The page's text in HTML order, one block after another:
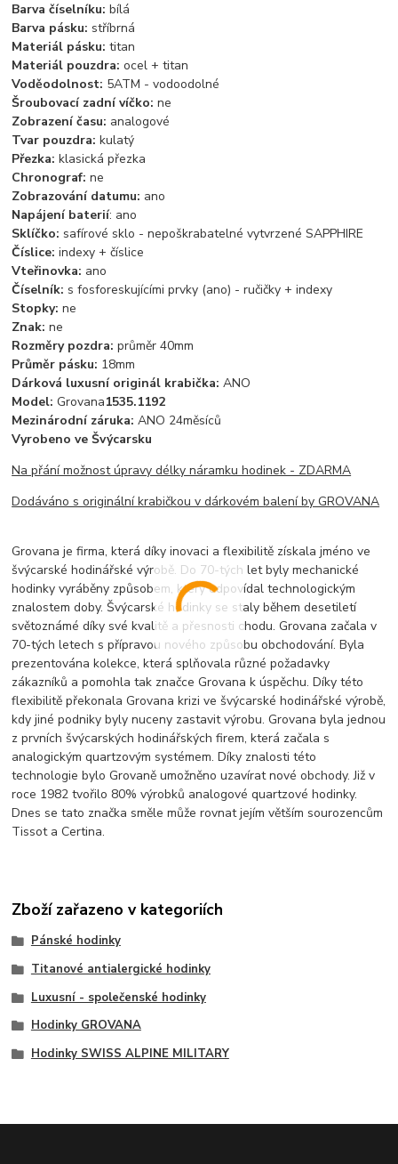
Barva číselníku:bílá
Barva pásku: stříbrná
Materiál pásku: titan
Materiál pouzdra:ocel + titan
Voděodolnost: 5ATM - vodoodolné
Šroubovací zadní víčko:ne
Zobrazení času: analogové
Tvar pouzdra: kulatý
Přezka:klasická přezka
Chronograf:ne
Zobrazování datumu: ano
Napájení baterií: ano
Sklíčko: safírové sklo - nepoškrabatelné vytvrzené SAPPHIRE
Číslice:indexy + číslice
Vteřinovka: ano
Číselník: s fosforeskujícími prvky (ano) - ručičky + indexy
Stopky: ne
Znak:ne
Rozměry pozdra:průměr 40mm
Průměr pásku: 18mm
Dárková luxusní originál krabička:ANO
Model: Grovana1535.1192
Mezinárodní záruka:ANO 24měsíců
Vyrobeno ve Švýcarsku
Na přání možnost úpravy délky náramku hodinek - ZDARMA
Dodáváno s originální krabičkou v dárkovém balení by GROVANA
Grovana je firma, která díky inovaci a flexibilitě získala jméno ve
švýcarské hodinářské výrobě. Do 70-tých let byly mechanické
hodinky vyráběny způsobem, který odpovídal technologickým
znalostem doby. Švýcarské hodinky se staly během desetiletí
světoznámé díky své kvalitě a přesnosti chodu. Grovana začala v
70-tých letech s přípravou nového způsobu obchodování. Byla
prezentována kolekce, která splňovala různé požadavky
zákazníků a pomohla tak značce Grovana k úspěchu. Díky této
flexibilitě překonala Grovana krizi ve švýcarské hodinářské výrobě,
kdy jiné podniky byly nuceny zastavit výrobu. Grovana byla jednou
z prvních švýcarských hodinářských firem, která začala s
analogickým quartzovým systémem. Díky znalosti této
technologie bylo Grovaně umožněno uzavírat nové obchody. Již v
roce 1982 tvořilo 80% výrobků analogové quartzové hodinky.
Dnes se tato značka směle může rovnat jejím větším sourozencům
Tissot a Certina.
Zboží zařazeno v kategoriích
Pánské hodinky
Titanové antialergické hodinky
Luxusní - společenské hodinky
Hodinky GROVANA
Hodinky SWISS ALPINE MILITARY